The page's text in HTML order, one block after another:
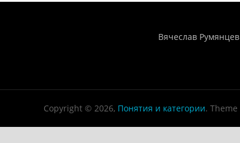
Вячеслав Румянцев
Copyright © 2026, Понятия и категории. Theme